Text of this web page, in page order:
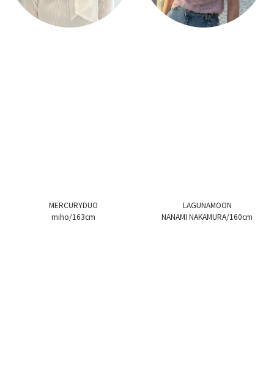
MERCURYDUO
miho/163cm
LAGUNAMOON
NANAMI NAKAMURA/160cm